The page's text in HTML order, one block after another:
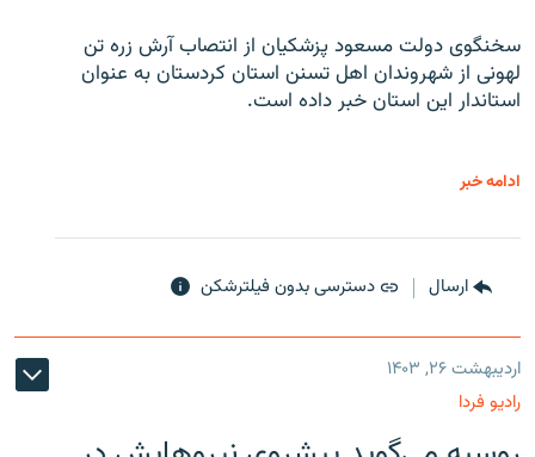
سخنگوی دولت مسعود پزشکیان از انتصاب آرش زره تن
لهونی از شهروندان اهل تسنن استان کردستان به عنوان
استاندار این استان خبر داده است.
ادامه خبر
ارسال دسترسی بدون فیلترشکن
اردیبهشت ۲۶, ۱۴۰۳
رادیو فردا